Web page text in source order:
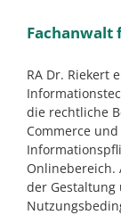
Fachanwalt
RA Dr. Riekert
die rechtliche
Commerce
Onlinebereich.
der Gestaltung